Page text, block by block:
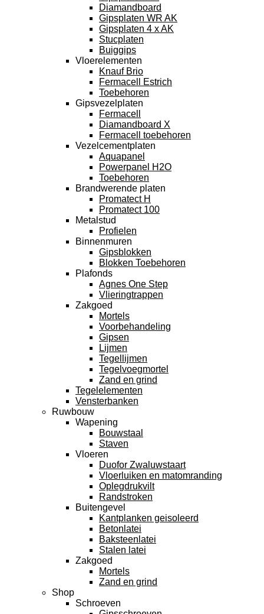
Diamandboard
Gipsplaten WR AK
Gipsplaten 4 x AK
Stucplaten
Buiggips
Vloerelementen
Knauf Brio
Fermacell Estrich
Toebehoren
Gipsvezelplaten
Fermacell
Diamandboard X
Fermacell toebehoren
Vezelcementplaten
Aquapanel
Powerpanel H2O
Toebehoren
Brandwerende platen
Promatect H
Promatect 100
Metalstud
Profielen
Binnenmuren
Gipsblokken
Blokken Toebehoren
Plafonds
Agnes One Step
Vlieringtrappen
Zakgoed
Mortels
Voorbehandeling
Gipsen
Lijmen
Tegellijmen
Tegelvoegmortel
Zand en grind
Tegelelementen
Vensterbanken
Ruwbouw
Wapening
Bouwstaal
Staven
Vloeren
Duofor Zwaluwstaart
Vloerluiken en matomranding
Oplegdrukvilt
Randstroken
Buitengevel
Kantplanken geisoleerd
Betonlatei
Baksteenlatei
Stalen latei
Zakgoed
Mortels
Zand en grind
Shop
Schroeven